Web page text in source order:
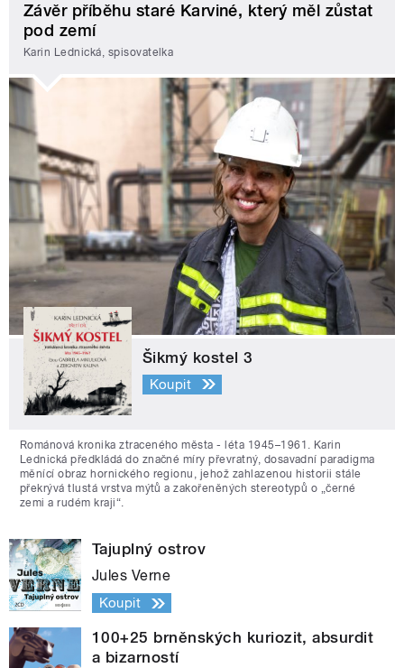
Závěr příběhu staré Karviné, který měl zůstat
pod zemí
Karin Lednická, spisovatelka
Šikmý kostel 3
Koupit
Románová kronika ztraceného města - léta 1945–1961. Karin
Lednická předkládá do značné míry převratný, dosavadní paradigma
měnící obraz hornického regionu, jehož zahlazenou historii stále
překrývá tlustá vrstva mýtů a zakořeněných stereotypů o „černé
zemi a rudém kraji“.
Tajuplný ostrov
Jules Verne
Koupit
100+25 brněnských kuriozit, absurdit
a bizarností